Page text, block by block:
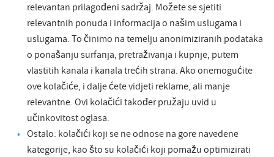
relevantan prilagođeni sadržaj. Možete se sjetiti
relevantnih ponuda i informacija o našim uslugama i
uslugama. To činimo na temelju anonimiziranih podataka
o ponašanju surfanja, pretraživanja i kupnje, putem
vlastitih kanala i kanala trećih strana. Ako onemogućite
ove kolačiće, i dalje ćete vidjeti reklame, ali manje
relevantne. Ovi kolačići također pružaju uvid u
učinkovitost oglasa.
Ostalo: kolačići koji se ne odnose na gore navedene
kategorije, kao što su kolačići koji pomažu optimizirati